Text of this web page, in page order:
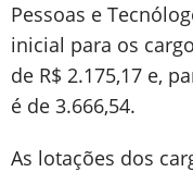
Pessoas e
inicial para os
de R$ 2.175,17 e,
é de 3.666,54.
As lotações dos